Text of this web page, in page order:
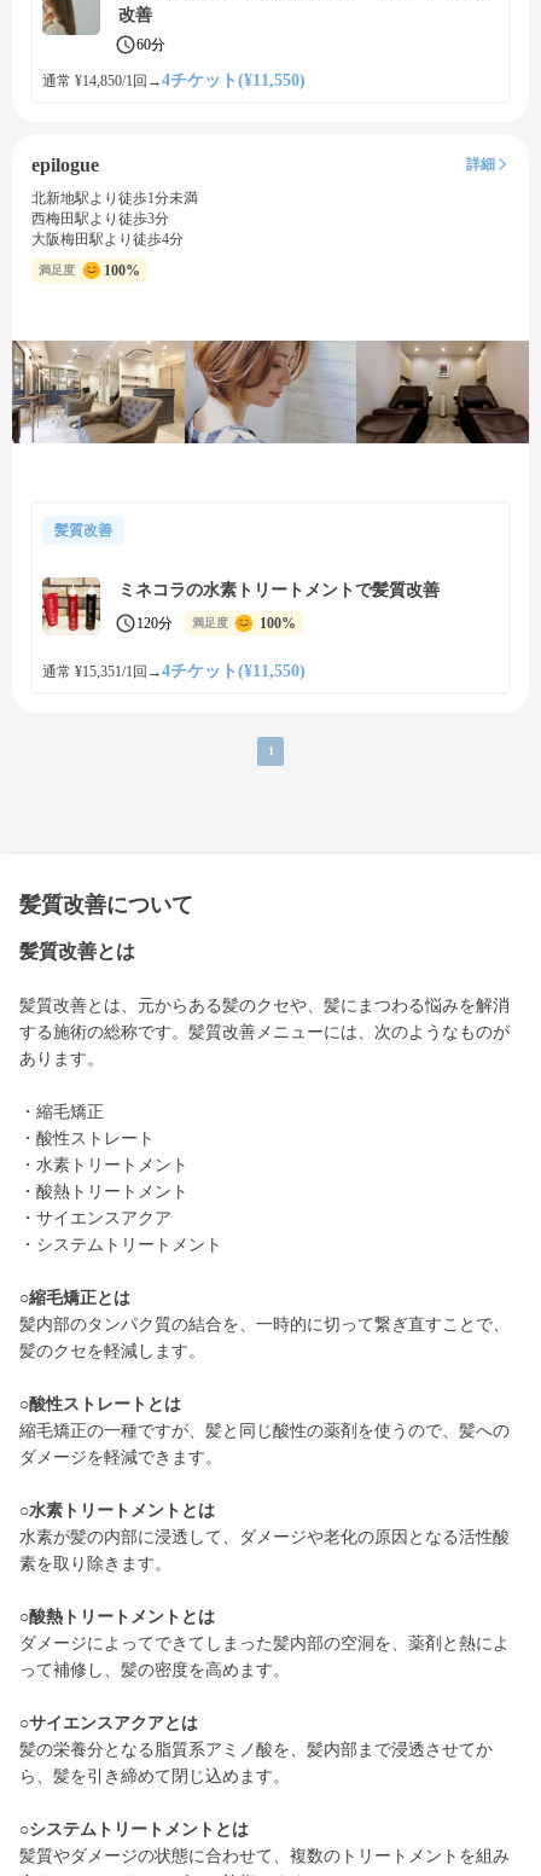
改善
60分
通常 ¥14,850/1回 →4チケット(¥11,550)
epilogue
詳細
北新地駅より徒歩1分未満
西梅田駅より徒歩3分
大阪梅田駅より徒歩4分
満足度 100%
髪質改善
ミネコラの水素トリートメントで髪質改善
120分 満足度 100%
通常 ¥15,351/1回 →4チケット(¥11,550)
1
髪質改善について
髪質改善とは
髪質改善とは、元からある髪のクセや、髪にまつわる悩みを解消
する施術の総称です。髪質改善メニューには、次のようなものが
あります。
・縮毛矯正
・酸性ストレート
・水素トリートメント
・酸熱トリートメント
・サイエンスアクア
・システムトリートメント
○縮毛矯正とは
髪内部のタンパク質の結合を、一時的に切って繋ぎ直すことで、
髪のクセを軽減します。
○酸性ストレートとは
縮毛矯正の一種ですが、髪と同じ酸性の薬剤を使うので、髪への
ダメージを軽減できます。
○水素トリートメントとは
水素が髪の内部に浸透して、ダメージや老化の原因となる活性酸
素を取り除きます。
○酸熱トリートメントとは
ダメージによってできてしまった髪内部の空洞を、薬剤と熱によ
って補修し、髪の密度を高めます。
○サイエンスアクアとは
髪の栄養分となる脂質系アミノ酸を、髪内部まで浸透させてか
ら、髪を引き締めて閉じ込めます。
○システムトリートメントとは
髪質やダメージの状態に合わせて、複数のトリートメントを組み